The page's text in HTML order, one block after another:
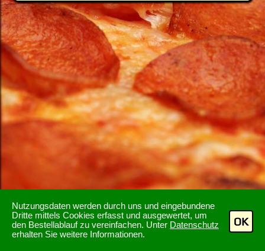
Nutzungsdaten werden durch uns und eingebundene
Dritte mittels Cookies erfasst und ausgewertet, um
den Bestellablauf zu vereinfachen. Unter Datenschutz
erhalten Sie weitere Informationen.
OK